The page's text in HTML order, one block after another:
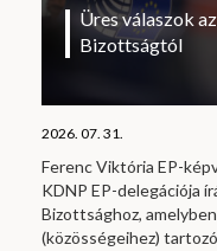
Üres válaszok
Bizottságtól
2026. 07. 31.
Ferenc Viktória EP-
KDNP EP-delegációja
Bizottsághoz,
(közösségeihez) tartozó